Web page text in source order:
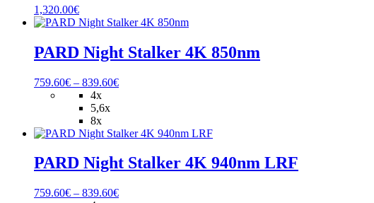
1,320.00€
PARD Night Stalker 4K 850nm
759.60€ – 839.60€Price
839.60€
4x
5,6x
8x
PARD Night Stalker 4K 940nm LRF
759.60€ – 839.60€Price